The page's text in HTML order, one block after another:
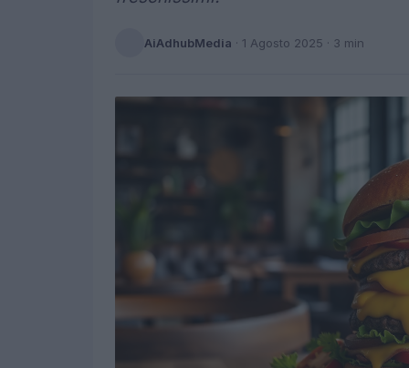
AiAdhubMedia · 1 Agosto 2025 · 3 min